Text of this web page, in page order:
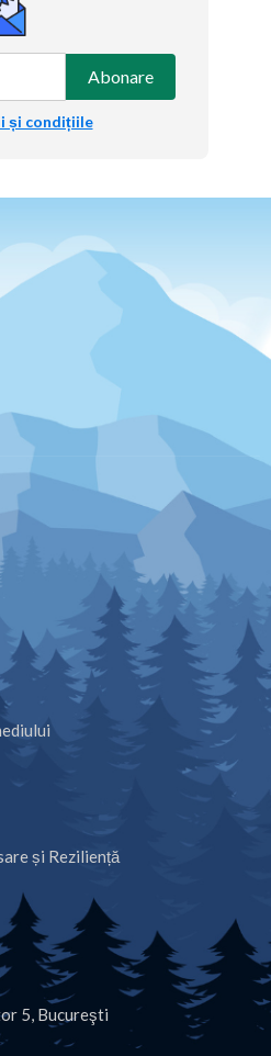
Abonare
și condițiile
și Reziliență
5, Bucureşti